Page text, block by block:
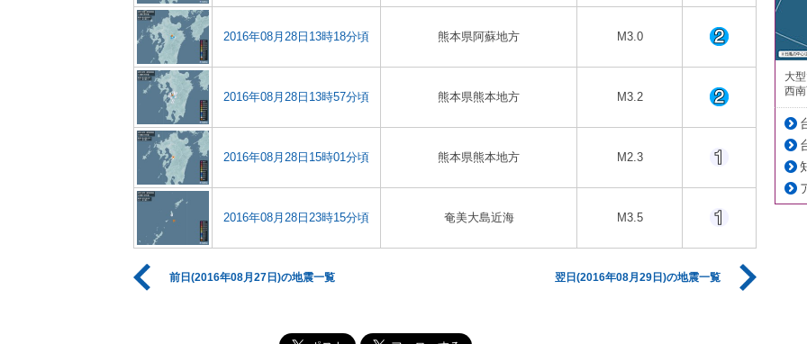
2016年08月28日13時18分頃 熊本県阿蘇地方 M3.0
2016年08月28日13時57分頃 熊本県熊本地方 M3.2
2016年08月28日15時01分頃 熊本県熊本地方 M2.3
2016年08月28日23時15分頃 奄美大島近海 M3.5
前日(2016年08月27日)の地震一覧 翌日(2016年08月29日)の地震一覧
大
西